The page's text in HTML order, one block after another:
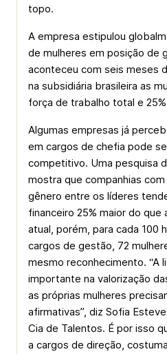
topo.
A empresa estipulou
de mulheres em posição de
aconteceu com seis meses
na subsidiária brasileira as
força de trabalho total e
Algumas empresas já
em cargos de chefia pode
competitivo. Uma pesquisa
mostra que companhias
gênero entre os líderes
financeiro 25% maior do que
atual, porém, para cada 100
cargos de gestão, 72
mesmo reconhecimento. “A
importante na valorização
as próprias mulheres
afirmativas”, diz Sofia
Cia de Talentos. É por isso
a cargos de direção,